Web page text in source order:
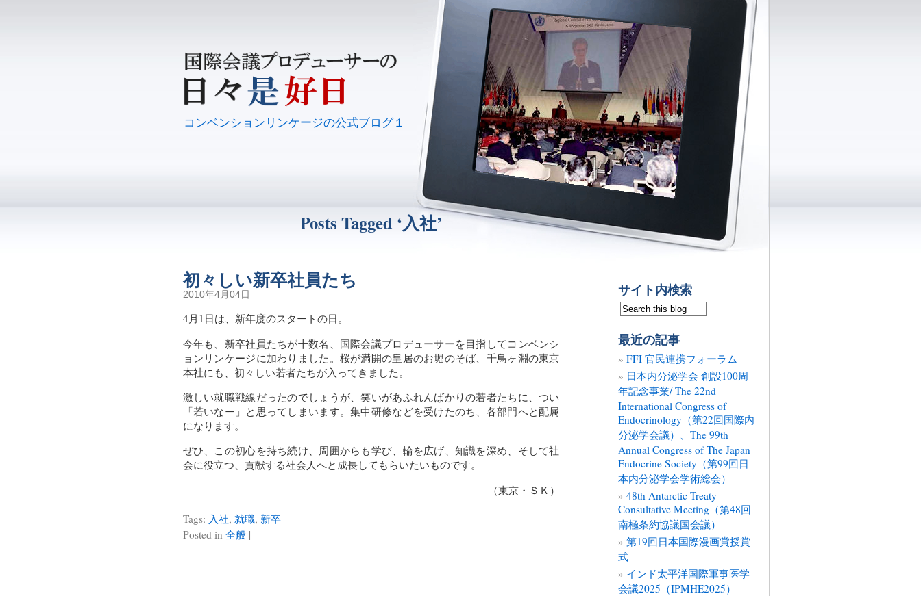
コンベンションリンケージの公式ブログ１
Posts Tagged ‘入社’
初々しい新卒社員たち
2010年4月04日
4月1日は、新年度のスタートの日。
今年も、新卒社員たちが十数名、国際会議プロデューサーを目指してコンベンシ
ョンリンケージに加わりました。桜が満開の皇居のお堀のそば、千鳥ヶ淵の東京
本社にも、初々しい若者たちが入ってきました。
激しい就職戦線だったのでしょうが、笑いがあふれんばかりの若者たちに、つい
「若いなー」と思ってしまいます。集中研修などを受けたのち、各部門へと配属
になります。
ぜひ、この初心を持ち続け、周囲からも学び、輪を広げ、知識を深め、そして社
会に役立つ、貢献する社会人へと成長してもらいたいものです。
（東京・ＳＫ）
Tags: 入社, 就職, 新卒
Posted in 全般|
サイト内検索
最近の記事
FFI 官民連携フォーラム
日本内分泌学会 創設100周
年記念事業/ The 22nd
International Congress of
Endocrinology（第22回国際内
分泌学会議）、The 99th
Annual Congress of The Japan
Endocrine Society（第99回日
本内分泌学会学術総会）
48th Antarctic Treaty
Consultative Meeting（第48回
南極条約協議国会議）
第19回日本国際漫画賞授賞
式
インド太平洋国際軍事医学
会議2025（IPMHE2025）